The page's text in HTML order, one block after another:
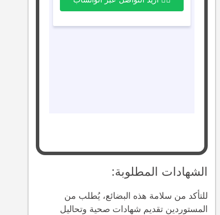
الشهادات المطلوبة:
للتأكد من سلامة هذه البضائع، يُطلب من
المستوردين تقديم شهادات صحية وتحاليل